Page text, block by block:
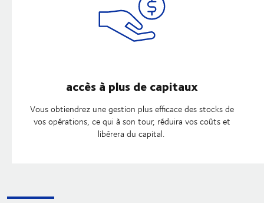
accès à plus de capitaux
Vous obtiendrez une gestion plus efficace des stocks de
vos opérations, ce qui à son tour, réduira vos coûts et
libérera du capital.